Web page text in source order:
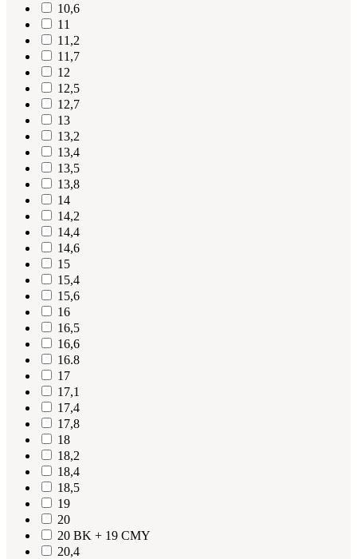
10,6
11
11,2
11,7
12
12,5
12,7
13
13,2
13,4
13,5
13,8
14
14,2
14,4
14,6
15
15,4
15,6
16
16,5
16,6
16.8
17
17,1
17,4
17,8
18
18,2
18,4
18,5
19
20
20 BK + 19 CMY
20,4